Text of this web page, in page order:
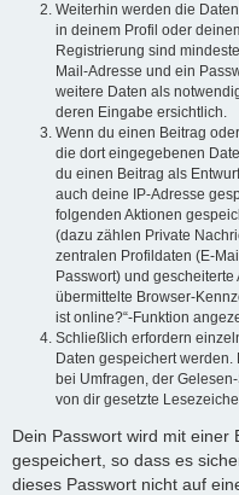
Weiterhin werden die
in deinem Profil oder
Registrierung sind
Mail-Adresse und ein
weitere Daten als
deren Eingabe ersichtlich.
Wenn du einen Beitrag
die dort eingegebenen
du einen Beitrag als
auch deine IP-Adresse
folgenden Aktionen
(dazu zählen Private
zentralen Profildaten (E-
Passwort) und
übermittelte Browser-
ist online?“-Funktion
Schließlich erfordern
Daten gespeichert
bei Umfragen, der
von dir gesetzte
Dein Passwort wird mit einer
gespeichert, so dass es
dieses Passwort nicht auf